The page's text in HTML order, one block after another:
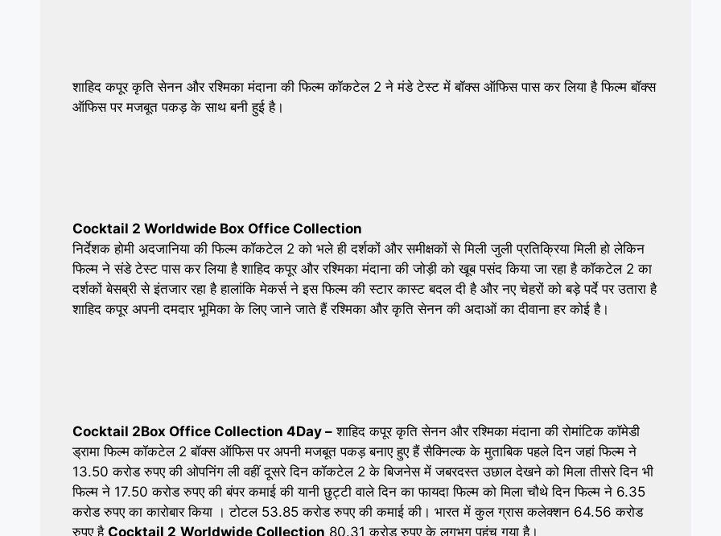
शाहिद कपूर कृति सेनन और रश्मिका मंदाना की फिल्म कॉकटेल 2 ने मंडे टेस्ट में बॉक्स ऑफिस पास कर लिया है फिल्म बॉक्स
ऑफिस पर मजबूत पकड़ के साथ बनी हुई है।
Cocktail 2 Worldwide Box Office Collection
निर्देशक होमी अदजानिया की फिल्म कॉकटेल 2 को भले ही दर्शकों और समीक्षकों से मिली जुली प्रतिक्रिया मिली हो लेकिन
फिल्म ने संडे टेस्ट पास कर लिया है शाहिद कपूर और रश्मिका मंदाना की जोड़ी को खूब पसंद किया जा रहा है कॉकटेल 2 का
दर्शकों बेसब्री से इंतजार रहा है हालांकि मेकर्स ने इस फिल्म की स्टार कास्ट बदल दी है और नए चेहरों को बड़े पर्दे पर उतारा है
शाहिद कपूर अपनी दमदार भूमिका के लिए जाने जाते हैं रश्मिका और कृति सेनन की अदाओं का दीवाना हर कोई है।
Cocktail 2Box Office Collection 4Day –शाहिद कपूर कृति सेनन और रश्मिका मंदाना की रोमांटिक कॉमेडी
ड्रामा फिल्म कॉकटेल 2 बॉक्स ऑफिस पर अपनी मजबूत पकड़ बनाए हुए हैं सैक्निल्क के मुताबिक पहले दिन जहां फिल्म ने
13.50 करोड रुपए की ओपनिंग ली वहीं दूसरे दिन कॉकटेल 2 के बिजनेस में जबरदस्त उछाल देखने को मिला तीसरे दिन भी
फिल्म ने 17.50 करोड रुपए की बंपर कमाई की यानी छुट्टी वाले दिन का फायदा फिल्म को मिला चौथे दिन फिल्म ने 6.35
करोड रुपए का कारोबार किया । टोटल 53.85 करोड रुपए की कमाई की। भारत में कुल ग्रास कलेक्शन 64.56 करोड
रुपए है Cocktail 2 Worldwide Collection 80.31 करोड रुपए के लगभग पहुंच गया है।